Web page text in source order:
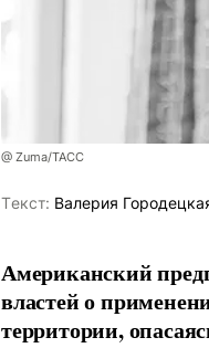
@ Zuma/ТАСС
Tекст: Валерия
Американский
властей о
территории,